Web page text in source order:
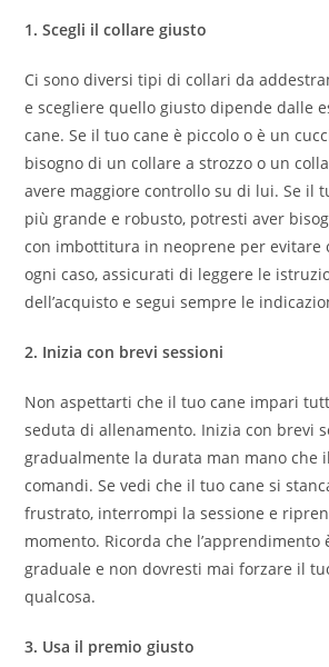
1. Scegli il collare giusto
Ci sono diversi tipi di collari da
e scegliere quello giusto dipende dalle
cane. Se il tuo cane è piccolo o è un
bisogno di un collare a strozzo o un
avere maggiore controllo su di lui. Se il
più grande e robusto, potresti aver
con imbottitura in neoprene per evitare
ogni caso, assicurati di leggere le
dell’acquisto e segui sempre le
2. Inizia con brevi sessioni
Non aspettarti che il tuo cane impari
seduta di allenamento. Inizia con brevi
gradualmente la durata man mano che
comandi. Se vedi che il tuo cane si
frustrato, interrompi la sessione e
momento. Ricorda che l’apprendimento
graduale e non dovresti mai forzare il
qualcosa.
3. Usa il premio giusto